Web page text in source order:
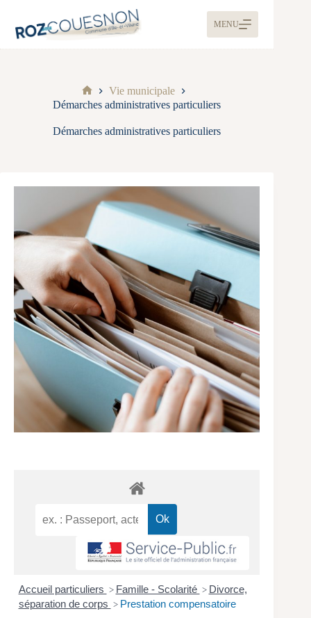
MENU
Vie municipale
Démarches administratives particuliers
Démarches administratives particuliers
Accueil particuliers > Famille - Scolarité > Divorce,
séparation de corps > Prestation compensatoire